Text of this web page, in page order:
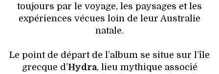
toujours par le voyage, les paysages et les
expériences vécues loin de leur Australie
natale.
Le point de départ de l’album se situe sur l’île
grecque d’Hydra, lieu mythique associé